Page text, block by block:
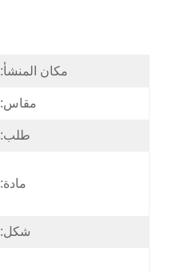
مكان المنشأ:
مقاس:
طلب:
مادة:
شكل: